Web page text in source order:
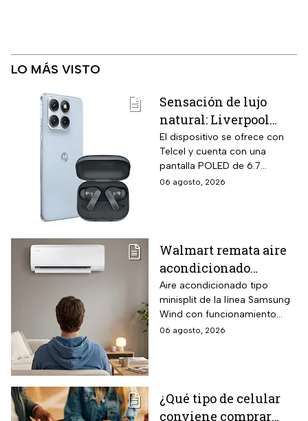
LO MÁS VISTO
Sensación de lujo
natural: Liverpool
remata el Motorola
Edge 70 Fusion de
256GB de
almacenamiento,
El dispositivo se ofrece con
Telcel y cuenta con una
pantalla POLED de 6.7
pulgadas y funciones
06 agosto, 2026
Walmart remata aire
acondicionado
Samsung Wind
Inverter frío y calor 1
tonelada con WiFi y
$3,500 de descuento
Aire acondicionado tipo
minisplit de la línea Samsung
Wind con funcionamiento
bidireccional frío y calor
capacidad de gestión
mediante inteligencia artificial
06 agosto, 2026
¿Qué tipo de celular
conviene comprar